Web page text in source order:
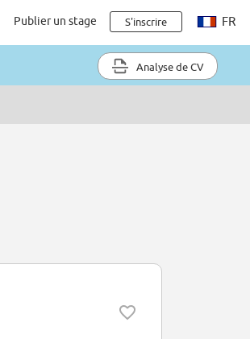
Publier un stage S'inscrire FR
Analyse de CV